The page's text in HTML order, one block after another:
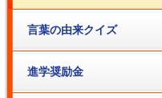
言葉の由来クイズ
進学奨励金